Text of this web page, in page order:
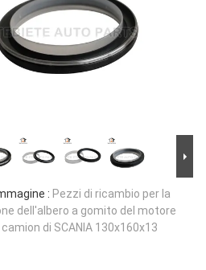
: Pezzi di ricambio per la
dell'albero a gomito del motore
camion di SCANIA 130x160x13